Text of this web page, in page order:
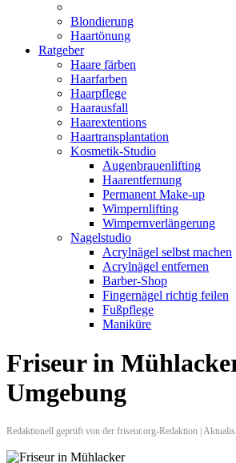
Blondierung
Haartönung
Ratgeber
Haare färben
Haarfarben
Haarpflege
Haarausfall
Haarextentions
Haartransplantation
Kosmetik-Studio
Augenbrauenlifting
Haarentfernung
Permanent Make-up
Wimpernlifting
Wimpernverlängerung
Nagelstudio
Acrylnägel selbst machen
Acrylnägel entfernen
Barber-Shop
Fingernägel richtig feilen
Fußpflege
Maniküre
Friseur in
Umgebung
Redaktionell geprüft von der friseur.org-Redaktion |